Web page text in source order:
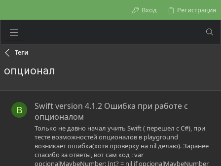
Вход Регистрация
Теги
опционал
B
Swift version 4.1.2 Ошибка при работе с
опционалом
Только не давно начал учить Swift ( перешел с C#), при
тесте возможностей опционалов в playground
возникает ошибка(хотя проверку на nil делаю). Заранее
спасибо за ответы, вот сам код : var
opcionalMaybeNumber: Int? = nil if opcionalMaybeNumber